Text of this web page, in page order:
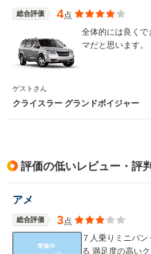
総合評価 4点
全体的には良く
マだと思います。
ゲストさん
クライスラー グランドボイジャー
評価の低いレビュー・評判
アメ
総合評価 3点
７人乗りミニバ
る 満足度の高い